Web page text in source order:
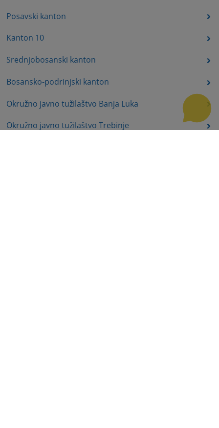
Posavski kanton
Kanton 10
Srednjobosanski kanton
Bosansko-podrinjski kanton
Okružno javno tužilaštvo Banja Luka
Okružno javno tužilaštvo Trebinje